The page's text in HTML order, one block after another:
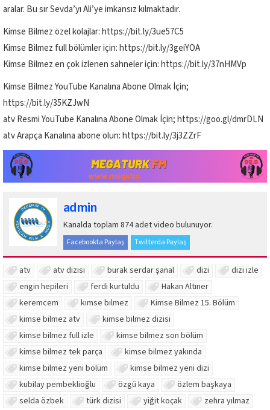
aralar. Bu sır Sevda’yı Ali’ye imkansız kılmaktadır.
Kimse Bilmez özel kolajlar: https://bit.ly/3ue57C5
Kimse Bilmez full bölümler için: https://bit.ly/3geiYOA
Kimse Bilmez en çok izlenen sahneler için: https://bit.ly/37nHMVp
Kimse Bilmez YouTube Kanalına Abone Olmak İçin;
https://bit.ly/35KZJwN
atv Resmi YouTube Kanalına Abone Olmak İçin; https://goo.gl/dmrDLN
atv Arapça Kanalına abone olun: https://bit.ly/3j3ZZrF
admin
Kanalda toplam 874 adet video bulunuyor.
Facebookta Paylaş Twitterda Paylaş
atv atv dizisi burak serdar şanal dizi
dizi izle
engin hepileri
ferdi kurtuldu
Hakan Altıner
keremcem
kımse bılmez
Kimse Bilmez 15. Bölüm
kimse bilmez atv
kimse bilmez dizisi
kimse bilmez full izle
kimse bilmez son bölüm
kimse bilmez tek parça
kimse bilmez yakında
kimse bilmez yeni bölüm
kimse bilmez yeni dizi
kubilay pembeklioğlu
özgü kaya
özlem başkaya
selda özbek
türk dizisi yiğit koçak
zehra yılmaz